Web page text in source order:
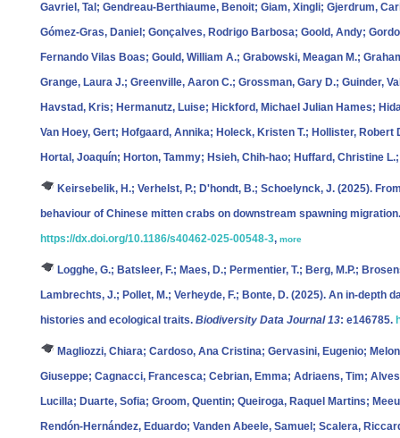
Gavriel, Tal; Gendreau‐Berthiaume, Benoit; Giam, Xingli; Gjerdrum,
Gómez‐Gras, Daniel; Gonçalves, Rodrigo Barbosa; Goold, Andy;
Fernando Vilas Boas; Gould, William A.; Grabowski, Meagan M.;
Grange, Laura J.; Greenville, Aaron C.; Grossman, Gary D.; Guinder,
Havstad, Kris; Hermanutz, Luise; Hickford, Michael Julian Hames;
Van Hoey, Gert; Hofgaard, Annika; Holeck, Kristen T.; Hollister, Robert
Hortal, Joaquín; Horton, Tammy; Hsieh, Chih‐hao; Huffard, Christine
Keirsebelik, H.; Verhelst, P.; D'hondt, B.; Schoelynck, J. (2025).
behaviour of Chinese mitten crabs on downstream spawning
https://dx.doi.org/10.1186/s40462-025-00548-3, more
Logghe, G.; Batsleer, F.; Maes, D.; Permentier, T.; Berg, M.P.;
Lambrechts, J.; Pollet, M.; Verheyde, F.; Bonte, D. (2025). An in-depth
histories and ecological traits. Biodiversity Data Journal 13: e146785.
Magliozzi, Chiara; Cardoso, Ana Cristina; Gervasini, Eugenio;
Giuseppe; Cagnacci, Francesca; Cebrian, Emma; Adriaens, Tim;
Lucilla; Duarte, Sofia; Groom, Quentin; Queiroga, Raquel Martins;
Rendón-Hernández, Eduardo; Vanden Abeele, Samuel; Scalera,